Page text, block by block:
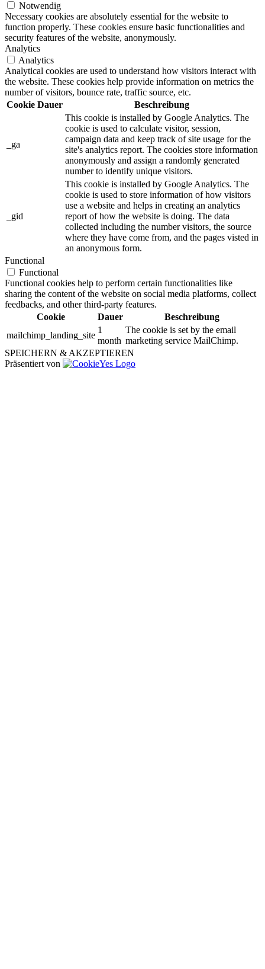
Notwendig
Necessary cookies are absolutely essential for the website to
function properly. These cookies ensure basic functionalities and
security features of the website, anonymously.
Analytics
Analytics
Analytical cookies are used to understand how visitors interact with
the website. These cookies help provide information on metrics the
number of visitors, bounce rate, traffic source, etc.
Cookie Dauer Beschreibung
_ga
This cookie is installed by Google Analytics. The
cookie is used to calculate visitor, session,
campaign data and keep track of site usage for the
site's analytics report. The cookies store information
anonymously and assign a randomly generated
number to identify unique visitors.
_gid
This cookie is installed by Google Analytics. The
cookie is used to store information of how visitors
use a website and helps in creating an analytics
report of how the website is doing. The data
collected including the number visitors, the source
where they have come from, and the pages visted in
an anonymous form.
Functional
Functional
Functional cookies help to perform certain functionalities like
sharing the content of the website on social media platforms, collect
feedbacks, and other third-party features.
Cookie
Dauer
Beschreibung
mailchimp_landing_site
1
month
The cookie is set by the email
marketing service MailChimp.
SPEICHERN & AKZEPTIEREN
Präsentiert von